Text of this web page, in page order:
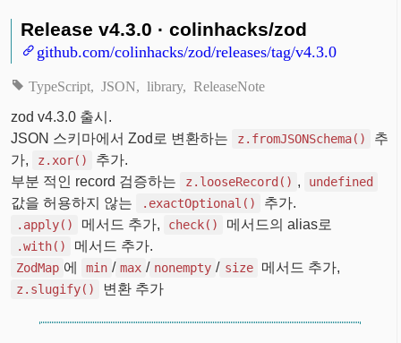
Release v4.3.0 · colinhacks/zod
github.com/colinhacks/zod/releases/tag/v4.3.0
TypeScript JSON library ReleaseNote
zod v4.3.0 출시.
JSON 스키마에서 Zod로 변환하는
z.fromJSONSchema()
추
가,
z.xor()
추가.
부분 적인 record 검증하는
z.looseRecord() , undefined
값을 허용하지 않는 .exactOptional() 추가.
.apply() 메서드 추가, check() 메서드의 alias로
.with() 메서드 추가.
ZodMap 에 min / max / nonempty / size 메서드 추가,
z.slugify() 변환 추가